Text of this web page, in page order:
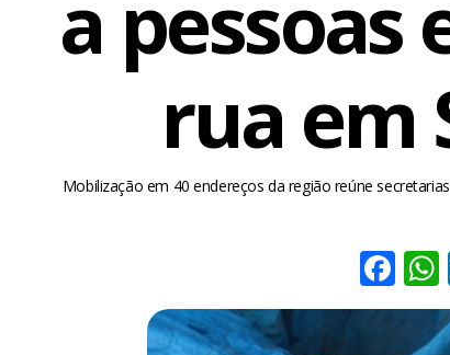
a pessoas
rua em
Mobilização em 40 endereços da região reúne